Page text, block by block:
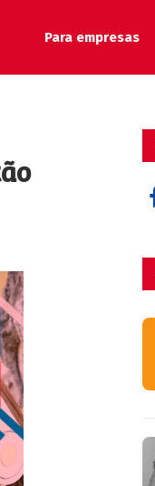
Para empresas